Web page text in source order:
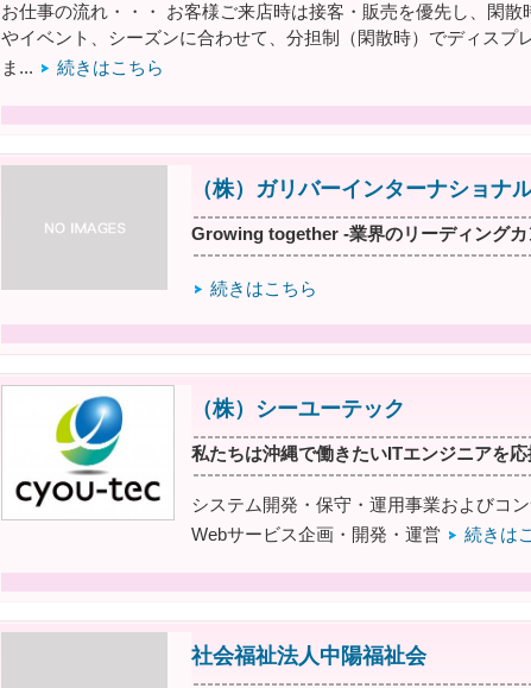
お仕事の流れ・・・ お客様ご来店時は接客・販売を優先し、閑
やイベント、シーズンに合わせて、分担制（閑散時）でディス
ま...
続きはこちら
（株）ガリバーインターナショナ
Growing together -業界のリーディングカ
続きはこちら
（株）シーユーテック
私たちは沖縄で働きたいITエンジニアを
システム開発・保守・運用事業およびコ
Webサービス企画・開発・運営
続きは
社会福祉法人中陽福祉会